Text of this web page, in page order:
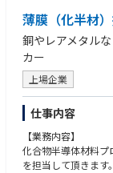
薄膜（化半材
銅やレアメタル
カー
上場企業
仕事内容
【業務内容】
化合物半導体材料プ
を担当して頂きます。